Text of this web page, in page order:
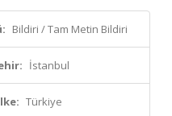
Bildiri / Tam Metin Bildiri
İstanbul
Türkiye